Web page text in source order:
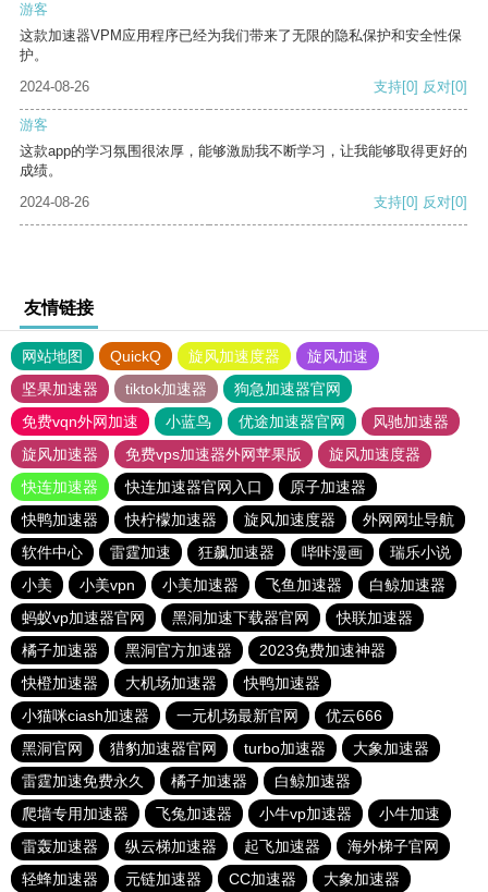
游客
这款加速器VPM应用程序已经为我们带来了无限的隐私保护和安全性保
护。
2024-08-26
支持[0] 反对[0]
游客
这款app的学习氛围很浓厚，能够激励我不断学习，让我能够取得更好的
成绩。
2024-08-26
支持[0] 反对[0]
友情链接
网站地图 QuickQ 旋风加速度器
旋风加速
坚果加速器
tiktok加速器
狗急加速器官网
免费vqn外网加速
小蓝鸟 优途加速器官网
风驰加速器
旋风加速器
免费vps加速器外网苹果版
旋风加速度器
快连加速器
快连加速器官网入口
原子加速器
快鸭加速器
快柠檬加速器 旋风加速度器
外网网址导航
软件中心
雷霆加速 狂飙加速器 哔咔漫画
瑞乐小说
小美
小美vpn 小美加速器 飞鱼加速器
白鲸加速器
蚂蚁vp加速器官网
黑洞加速下载器官网
快联加速器
橘子加速器
黑洞官方加速器
2023免费加速神器
快橙加速器
大机场加速器
快鸭加速器
小猫咪ciash加速器
一元机场最新官网
优云666
黑洞官网
猎豹加速器官网 turbo加速器
大象加速器
雷霆加速免费永久
橘子加速器
白鲸加速器
爬墙专用加速器
飞兔加速器 小牛vp加速器
小牛加速
雷轰加速器
纵云梯加速器 起飞加速器
海外梯子官网
轻蜂加速器
元链加速器 CC加速器 大象加速器